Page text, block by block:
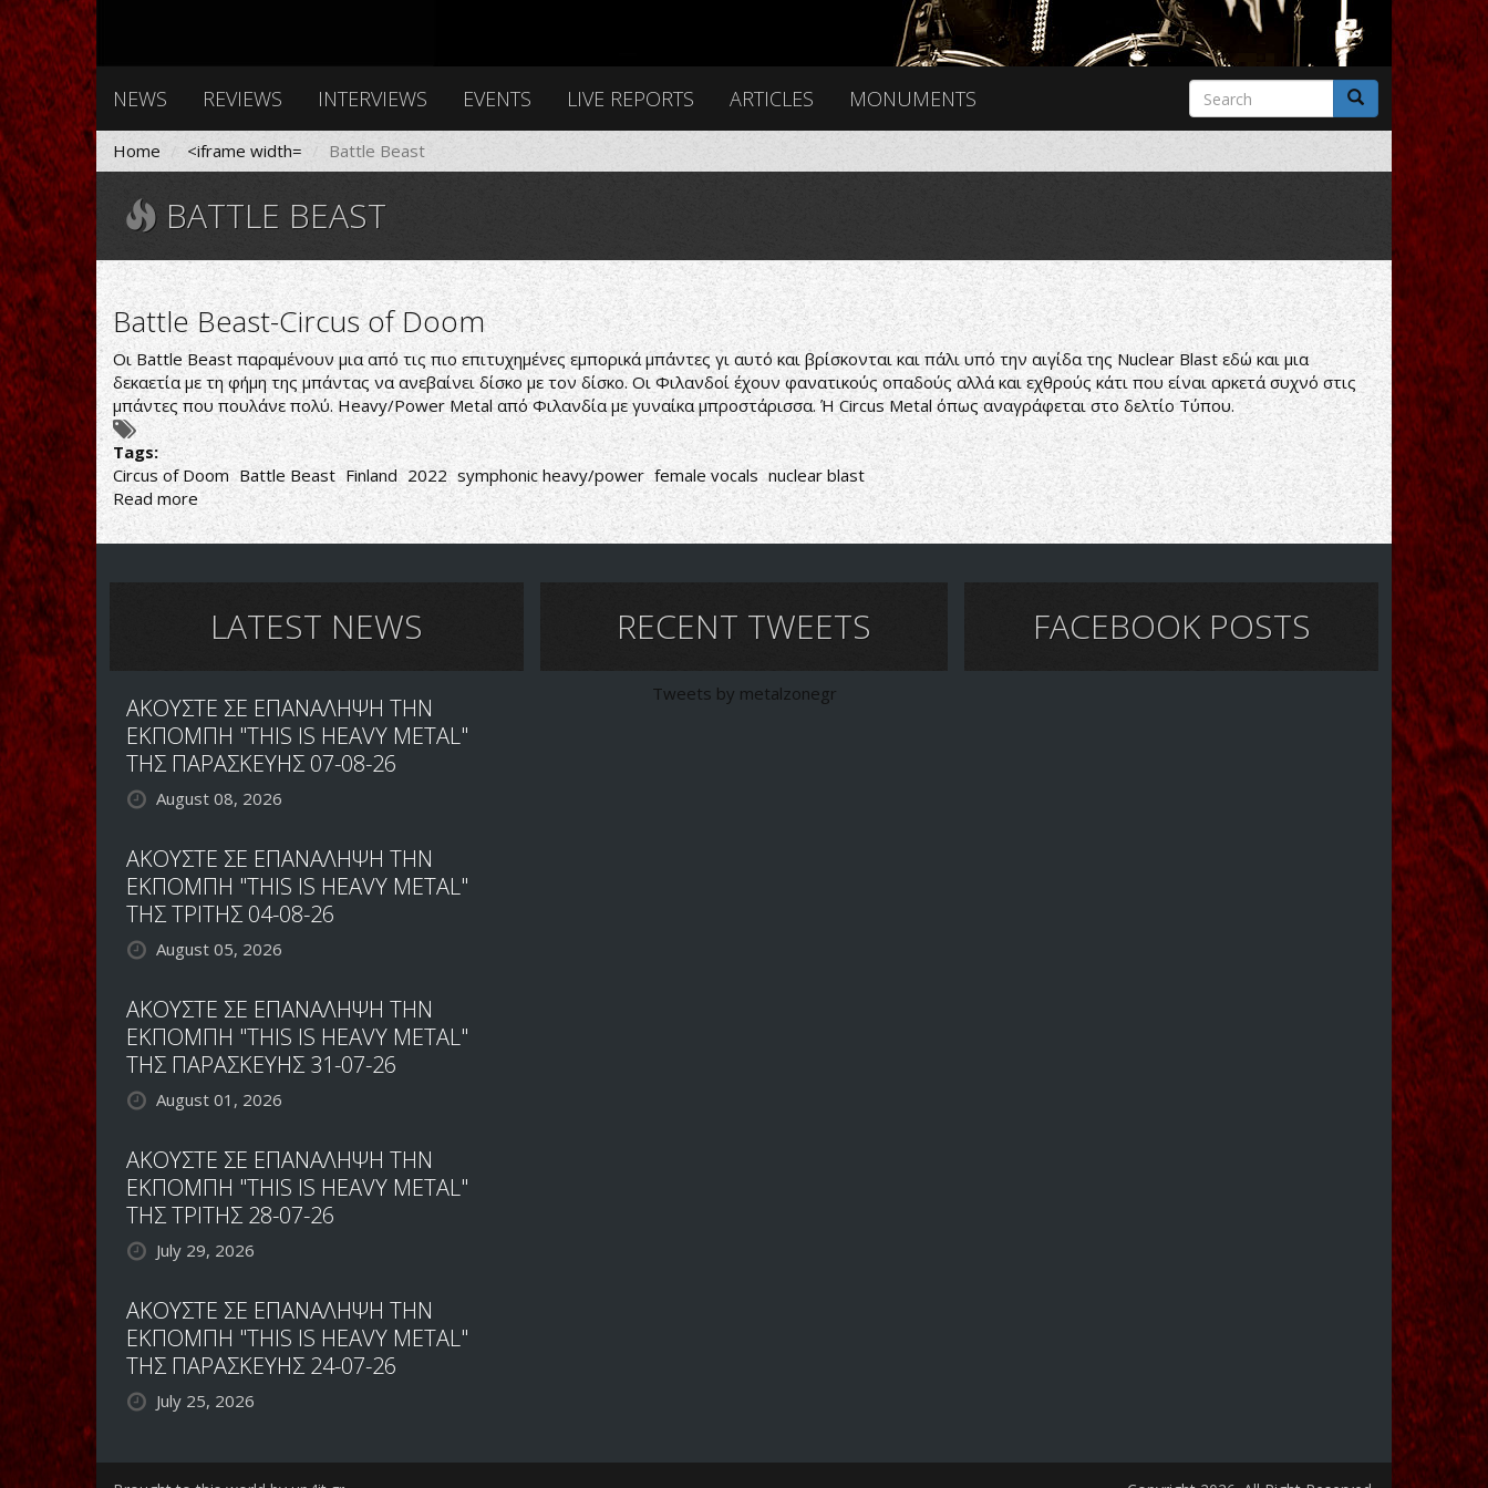
NEWS REVIEWS INTERVIEWS EVENTS LIVE REPORTS ARTICLES MONUMENTS
Search
form
Search
Home <iframe width= Battle Beast
BATTLE BEAST
Battle Beast-Circus of Doom
Οι Battle Beast παραμένουν μια από τις πιο επιτυχημένες εμπορικά μπάντες γι αυτό και βρίσκονται και πάλι υπό την αιγίδα της Nuclear Blast εδώ και μια
δεκαετία με τη φήμη της μπάντας να ανεβαίνει δίσκο με τον δίσκο. Οι Φιλανδοί έχουν φανατικούς οπαδούς αλλά και εχθρούς κάτι που είναι αρκετά συχνό στις
μπάντες που πουλάνε πολύ. Heavy/Power Metal από Φιλανδία με γυναίκα μπροστάρισσα. Ή Circus Metal όπως αναγράφεται στο δελτίο Τύπου.
Tags:
Circus of Doom Battle Beast Finland 2022 symphonic heavy/power female vocals nuclear blast
Read more about
Battle
Beast-
Doom
LATEST NEWS
ΑΚΟΥΣΤΕ ΣΕ ΕΠΑΝΑΛΗΨΗ ΤΗΝ
ΕΚΠΟΜΠΗ "THIS IS HEAVY METAL"
ΤΗΣ ΠΑΡΑΣΚΕΥΗΣ 07-08-26
August 08, 2026
ΑΚΟΥΣΤΕ ΣΕ ΕΠΑΝΑΛΗΨΗ ΤΗΝ
ΕΚΠΟΜΠΗ "THIS IS HEAVY METAL"
ΤΗΣ ΤΡΙΤΗΣ 04-08-26
August 05, 2026
ΑΚΟΥΣΤΕ ΣΕ ΕΠΑΝΑΛΗΨΗ ΤΗΝ
ΕΚΠΟΜΠΗ "THIS IS HEAVY METAL"
ΤΗΣ ΠΑΡΑΣΚΕΥΗΣ 31-07-26
August 01, 2026
ΑΚΟΥΣΤΕ ΣΕ ΕΠΑΝΑΛΗΨΗ ΤΗΝ
ΕΚΠΟΜΠΗ "THIS IS HEAVY METAL"
ΤΗΣ ΤΡΙΤΗΣ 28-07-26
July 29, 2026
ΑΚΟΥΣΤΕ ΣΕ ΕΠΑΝΑΛΗΨΗ ΤΗΝ
ΕΚΠΟΜΠΗ "THIS IS HEAVY METAL"
ΤΗΣ ΠΑΡΑΣΚΕΥΗΣ 24-07-26
July 25, 2026
RECENT TWEETS
Tweets by metalzonegr
FACEBOOK POSTS